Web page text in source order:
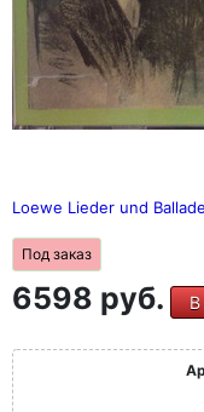
Loewe Lieder und
Под заказ
6598 руб. В